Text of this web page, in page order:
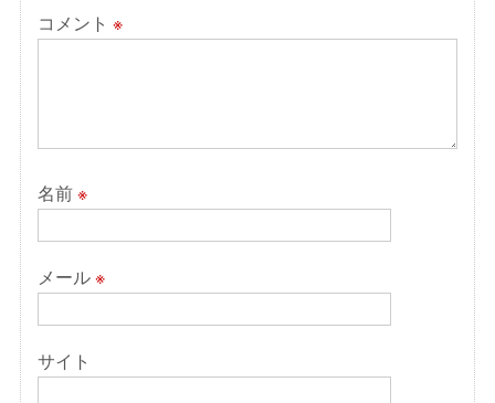
コメント ※
名前※
メール※
サイト